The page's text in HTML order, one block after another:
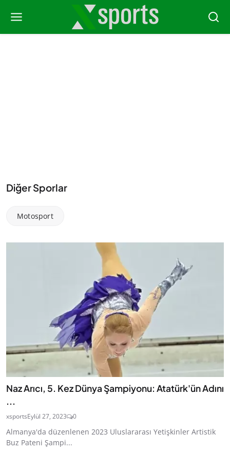
Diğer Sporlar
Motosport
Naz Arıcı, 5. Kez Dünya Şampiyonu: Atatürk'ün Adını
...
xsportsEylül 27, 2023 0
Almanya'da düzenlenen 2023 Uluslararası Yetişkinler Artistik
Buz Pateni Şampi...